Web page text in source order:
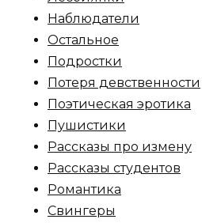
Наблюдатели
Остальное
Пoдрocтки
Пoтеря девствeннoсти
Поэтическая эротика
Пушистики
Рассказы про измену
Рассказы студентов
Романтика
Свингеры